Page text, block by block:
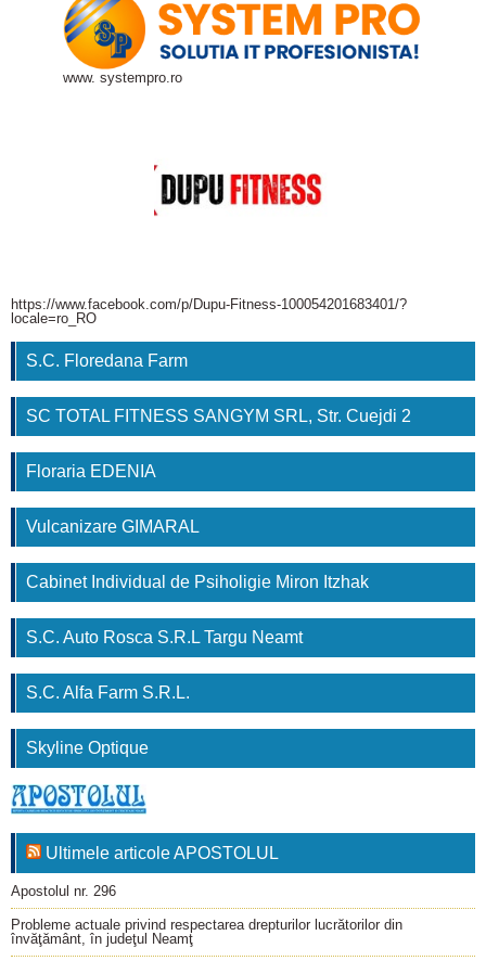
www. systempro.ro
https://www.facebook.com/p/Dupu-Fitness-100054201683401/?
locale=ro_RO
S.C. Floredana Farm
SC TOTAL FITNESS SANGYM SRL, Str. Cuejdi 2
Floraria EDENIA
Vulcanizare GIMARAL
Cabinet Individual de Psiholigie Miron Itzhak
S.C. Auto Rosca S.R.L Targu Neamt
S.C. Alfa Farm S.R.L.
Skyline Optique
Ultimele articole APOSTOLUL
Apostolul nr. 296
Probleme actuale privind respectarea drepturilor lucrătorilor din
învăţământ, în judeţul Neamţ